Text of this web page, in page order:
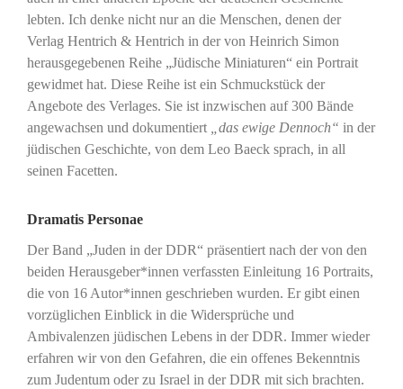
lebten. Ich denke nicht nur an die Menschen, denen der
Verlag Hentrich & Hentrich in der von Heinrich Simon
herausgegebenen Reihe „Jüdische Miniaturen“ ein Portrait
gewidmet hat. Diese Reihe ist ein Schmuckstück der
Angebote des Verlages. Sie ist inzwischen auf 300 Bände
angewachsen und dokumentiert
„das ewige Dennoch“ in der
jüdischen Geschichte, von dem Leo Baeck sprach, in all
seinen Facetten.
Dramatis Personae
Der Band „Juden in der DDR“ präsentiert nach der von den
beiden Herausgeber*innen verfassten Einleitung 16 Portraits,
die von 16 Autor*innen geschrieben wurden. Er gibt einen
vorzüglichen Einblick in die Widersprüche und
Ambivalenzen jüdischen Lebens in der DDR. Immer wieder
erfahren wir von den Gefahren, die ein offenes Bekenntnis
zum Judentum oder zu Israel in der DDR mit sich brachten.